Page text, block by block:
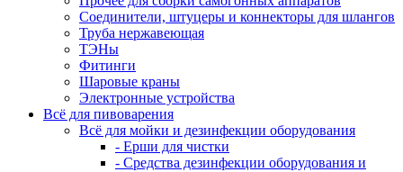
Соединители, штуцеры и коннекторы для шлангов
Труба нержавеющая
ТЭНы
Фитинги
Шаровые краны
Электронные устройства
Всё для пивоварения
Всё для мойки и дезинфекции оборудования
- Ерши для чистки
- Средства дезинфекции оборудования и